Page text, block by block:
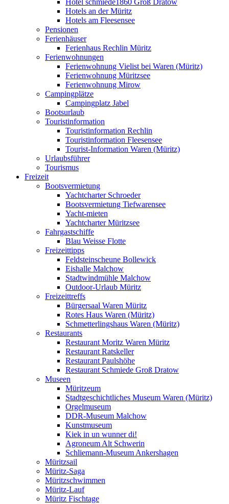
Hotels an der Müritz
Hotels am Fleesensee
Pensionen
Ferienhäuser
Ferienhaus Rechlin Müritz
Ferienwohnungen
Ferienwohnung Vielist bei Waren (Müritz)
Ferienwohnung Müritzsee
Ferienwohnung Mirow
Campingplätze
Campingplatz Jabel
Bootsurlaub
Touristinformation
Touristinformation Rechlin
Touristinformation Fleesensee
Tourist-Information Waren (Müritz)
Urlaubsführer
Tourismus
Freizeit
Bootsvermietung
Yachtcharter Schroeder
Bootsvermietung Tiefwarensee
Yacht-mieten
Yachtcharter Müritzsee
Fahrgastschiffe
Blau Weisse Flotte
Freizeittipps
Feldsteinscheune Bollewick
Eishalle Malchow
Stadtwindmühle Malchow
Outdoor-Urlaub Müritz
Freizeittreffs
Bürgersaal Waren Müritz
Rotes Haus Waren (Müritz)
Schmetterlingshaus Waren (Müritz)
Restaurants
Restaurant Moritz Waren Müritz
Restaurant Ratskeller
Restaurant Paulshöhe
Restaurant Schmiede Groß Dratow
Museen
Müritzeum
Stadtgeschichtliches Museum Waren (Müritz)
Orgelmuseum
DDR-Museum Malchow
Kunstmuseum
Kiek in un wunner di!
Agroneum Alt Schwerin
Schliemann-Museum Ankershagen
Müritzsail
Müritz-Saga
Müritzschwimmen
Müritz-Lauf
Müritz Fischtage